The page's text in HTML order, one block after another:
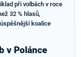
při volbách v roce
32 % hlasů,
koalice
v Polánce